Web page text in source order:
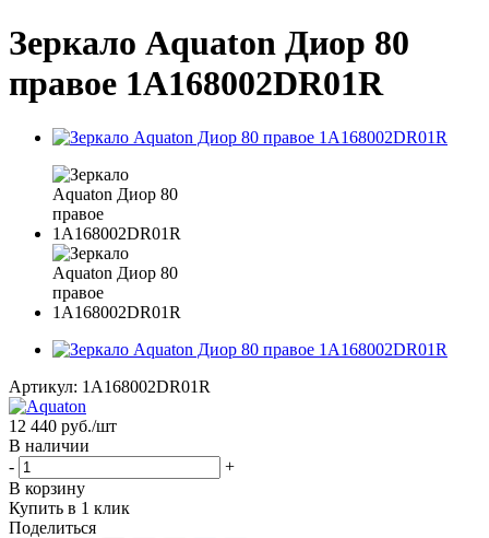
Зеркало Aquaton Диор 80
правое 1A168002DR01R
Артикул: 1A168002DR01R
12 440 руб./шт
В наличии
-
+
В корзину
Купить в 1 клик
Поделиться